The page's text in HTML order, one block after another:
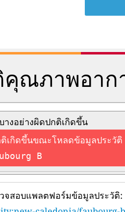
คุณภาพอาก
างอย่างผิดปกติเกิดขึ้น
เกิดขึ้นขณะโหลดข้อมูลประวัติ
B
จสอบแพลตฟอร์มข้อมูลประวัติ: